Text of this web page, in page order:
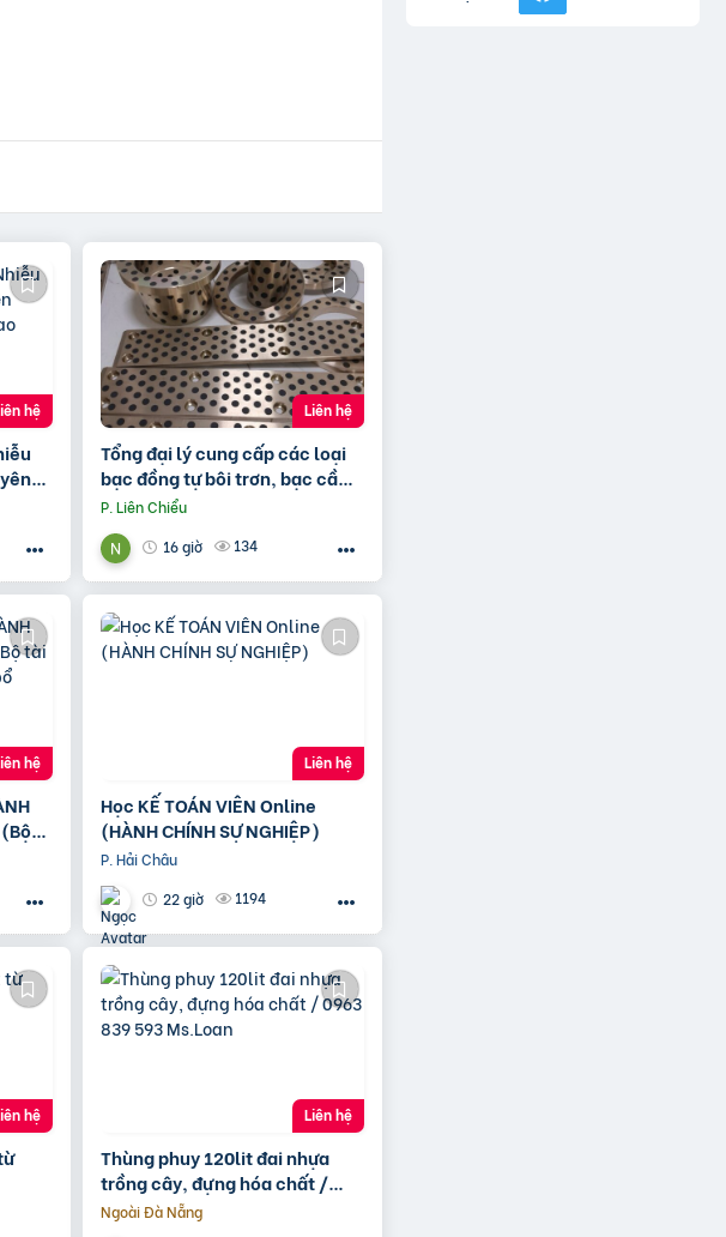
hệ
Tổng đại lý cung cấp các loại
bạc đồng tự bôi trơn, bạc cầu,
bạc Graphite
P. Liên Chiểu
16 giờ
134
Liên hệ
bổ
hệ
Học KẾ TOÁN VIÊN Online
(HÀNH CHÍNH SỰ NGHIỆP)
P. Hải Châu
22 giờ
1194
Liên hệ
hệ
Thùng phuy 120lit đai nhựa
trồng cây, đựng hóa chất /
0963 839 593 Ms.Loan
Ngoài Đà Nẵng
Liên hệ